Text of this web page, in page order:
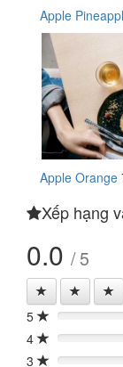
Apple
Apple Orange
Xếp hạng
0.0 / 5
5 0%
4
0%
3
0%